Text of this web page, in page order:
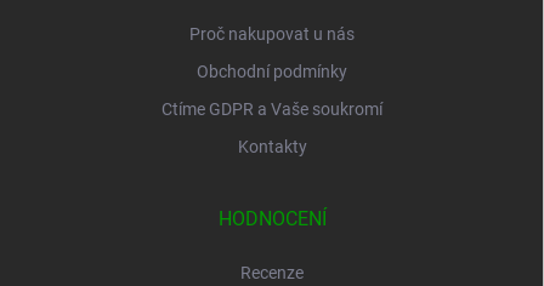
Proč nakupovat u nás
Obchodní podmínky
Ctíme GDPR a Vaše soukromí
Kontakty
HODNOCENÍ
Recenze